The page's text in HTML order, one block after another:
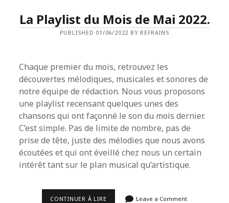
La Playlist du Mois de Mai 2022.
PUBLISHED 01/06/2022 BY REFRAINS
Chaque premier du mois, retrouvez les
découvertes mélodiques, musicales et sonores de
notre équipe de rédaction. Nous vous proposons
une playlist recensant quelques unes des
chansons qui ont façonné le son du mois dernier.
C’est simple. Pas de limite de nombre, pas de
prise de tête, juste des mélodies que nous avons
écoutées et qui ont éveillé chez nous un certain
intérêt tant sur le plan musical qu’artistique.
CONTINUER À LIRELA
Leave a Comment